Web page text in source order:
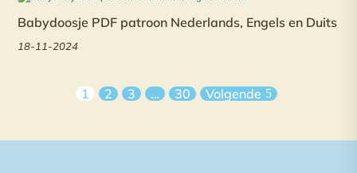
Babydoosje PDF patroon Nederlands, Engels en Duits
18-11-2024
1 2 3 … 30 Volgende